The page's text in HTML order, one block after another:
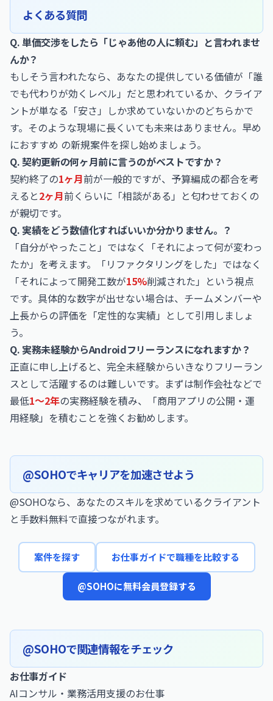
よくある質問
Q. 単価交渉をしたら「じゃあ他の人に頼む」と言われませ
んか？
もしそう言われたなら、あなたの提供している価値が「誰
でも代わりが効くレベル」だと思われているか、クライア
ントが単なる「安さ」しか求めていないかのどちらかで
す。そのような現場に長くいても未来はありません。早め
におすすめ の新規案件を探し始めましょう。
Q. 契約更新の何ヶ月前に言うのがベストですか？
契約終了の1ヶ月前が一般的ですが、予算編成の都合を考
えると2ヶ月前くらいに「相談がある」と匂わせておくの
が親切です。
Q. 実績をどう数値化すればいいか分かりません。？
「自分がやったこと」ではなく「それによって何が変わっ
たか」を考えます。「リファクタリングをした」ではなく
「それによって開発工数が15%削減された」という視点
です。具体的な数字が出せない場合は、チームメンバーや
上長からの評価を「定性的な実績」として引用しましょ
う。
Q. 実務未経験からAndroidフリーランスになれますか？
正直に申し上げると、完全未経験からいきなりフリーラン
スとして活躍するのは難しいです。まずは制作会社などで
最低1〜2年の実務経験を積み、「商用アプリの公開・運
用経験」を積むことを強くお勧めします。
@SOHOでキャリアを加速させよう
@SOHOなら、あなたのスキルを求めているクライアント
と手数料無料で直接つながれます。
案件を探す お仕事ガイドで職種を比較する
@SOHOに無料会員登録する
@SOHOで関連情報をチェック
お仕事ガイド
AIコンサル・業務活用支援のお仕事